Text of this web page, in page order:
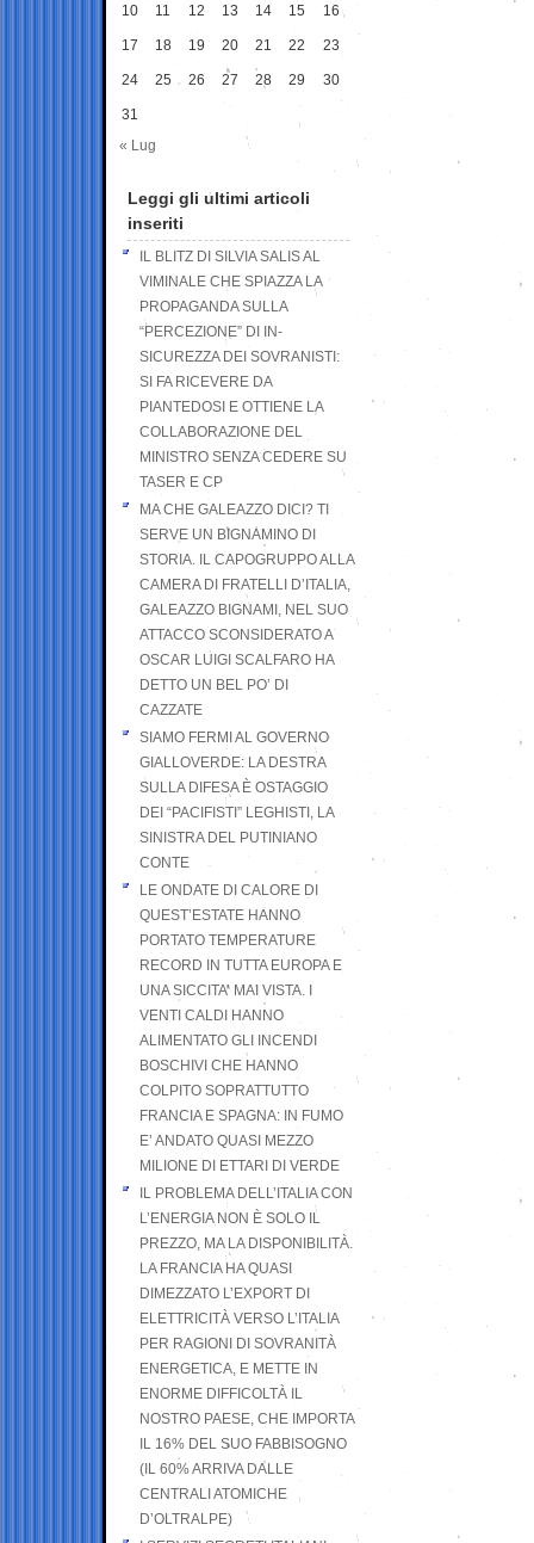
10 11 12 13 14 15 16
17 18 19 20 21 22 23
24 25 26 27 28 29 30
31
« Lug
Leggi gli ultimi articoli
inseriti
IL BLITZ DI SILVIA SALIS AL
VIMINALE CHE SPIAZZA LA
PROPAGANDA SULLA
“PERCEZIONE” DI IN-
SICUREZZA DEI SOVRANISTI:
SI FA RICEVERE DA
PIANTEDOSI E OTTIENE LA
COLLABORAZIONE DEL
MINISTRO SENZA CEDERE SU
TASER E CP
MA CHE GALEAZZO DICI? TI
SERVE UN BIGNAMINO DI
STORIA. IL CAPOGRUPPO ALLA
CAMERA DI FRATELLI D’ITALIA,
GALEAZZO BIGNAMI, NEL SUO
ATTACCO SCONSIDERATO A
OSCAR LUIGI SCALFARO HA
DETTO UN BEL PO’ DI
CAZZATE
SIAMO FERMI AL GOVERNO
GIALLOVERDE: LA DESTRA
SULLA DIFESA È OSTAGGIO
DEI “PACIFISTI” LEGHISTI, LA
SINISTRA DEL PUTINIANO
CONTE
LE ONDATE DI CALORE DI
QUEST’ESTATE HANNO
PORTATO TEMPERATURE
RECORD IN TUTTA EUROPA E
UNA SICCITA’ MAI VISTA. I
VENTI CALDI HANNO
ALIMENTATO GLI INCENDI
BOSCHIVI CHE HANNO
COLPITO SOPRATTUTTO
FRANCIA E SPAGNA: IN FUMO
E’ ANDATO QUASI MEZZO
MILIONE DI ETTARI DI VERDE
IL PROBLEMA DELL’ITALIA CON
L’ENERGIA NON È SOLO IL
PREZZO, MA LA DISPONIBILITÀ.
LA FRANCIA HA QUASI
DIMEZZATO L’EXPORT DI
ELETTRICITÀ VERSO L’ITALIA
PER RAGIONI DI SOVRANITÀ
ENERGETICA, E METTE IN
ENORME DIFFICOLTÀ IL
NOSTRO PAESE, CHE IMPORTA
IL 16% DEL SUO FABBISOGNO
(IL 60% ARRIVA DALLE
CENTRALI ATOMICHE
D’OLTRALPE)